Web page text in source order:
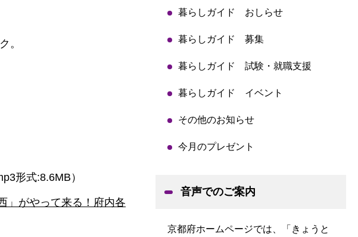
。
形式:8.6MB）
」がやって来る！府内各
暮らしガイド おしらせ
暮らしガイド 募集
暮らしガイド 試験・就職支援
暮らしガイド イベント
その他のお知らせ
今月のプレゼント
音声でのご案内
京都府ホームページでは、「きょうと